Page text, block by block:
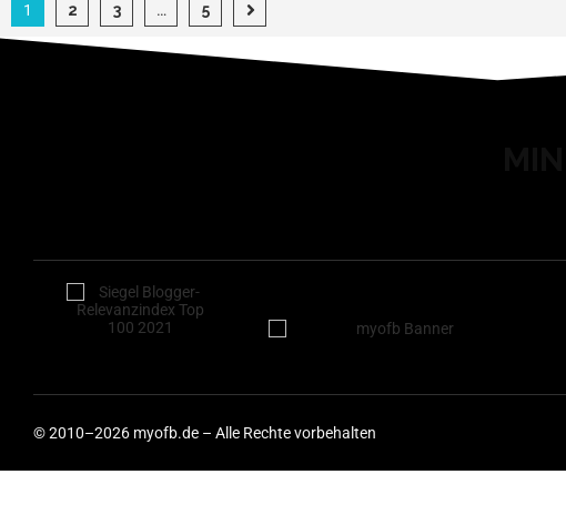
1 2 3 … 5
© 2010–2026 myofb.de – Alle Rechte vorbehalten